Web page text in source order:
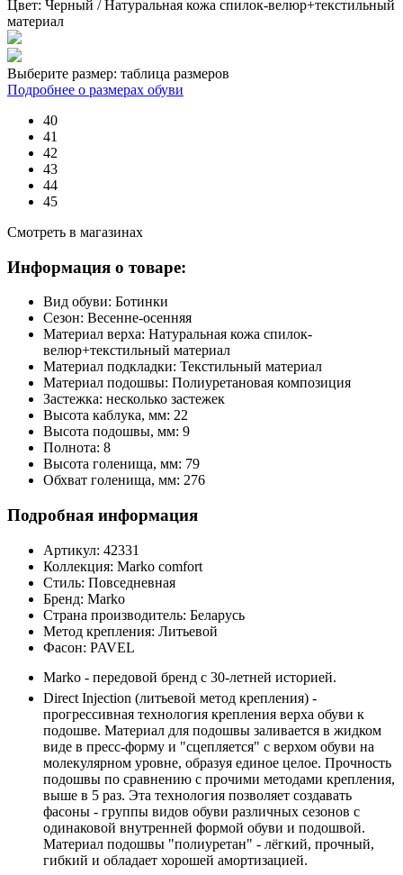
Цвет: Черный / Натуральная кожа спилок-велюр+текстильный
материал
Выберите размер: таблица размеров
Подробнее о размерах обуви
40
41
42
43
44
45
Смотреть в магазинах
Информация о товаре:
Вид обуви: Ботинки
Сезон: Весенне-осенняя
Материал верха: Натуральная кожа спилок-
велюр+текстильный материал
Материал подкладки: Текстильный материал
Материал подошвы: Полиуретановая композиция
Застежка: несколько застежек
Высота каблука, мм: 22
Высота подошвы, мм: 9
Полнота: 8
Высота голенища, мм: 79
Обхват голенища, мм: 276
Подробная информация
Артикул: 42331
Коллекция: Marko comfort
Стиль: Повседневная
Бренд: Marko
Страна производитель: Беларусь
Метод крепления: Литьевой
Фасон: PAVEL
Marko - передовой бренд с 30-летней историей.
Direct Injection (литьевой метод крепления) -
прогрессивная технология крепления верха обуви к
подошве. Материал для подошвы заливается в жидком
виде в пресс-форму и "сцепляется" с верхом обуви на
молекулярном уровне, образуя единое целое. Прочность
подошвы по сравнению с прочими методами крепления,
выше в 5 раз. Эта технология позволяет создавать
фасоны - группы видов обуви различных сезонов с
одинаковой внутренней формой обуви и подошвой.
Материал подошвы "полиуретан" - лёгкий, прочный,
гибкий и обладает хорошей амортизацией.